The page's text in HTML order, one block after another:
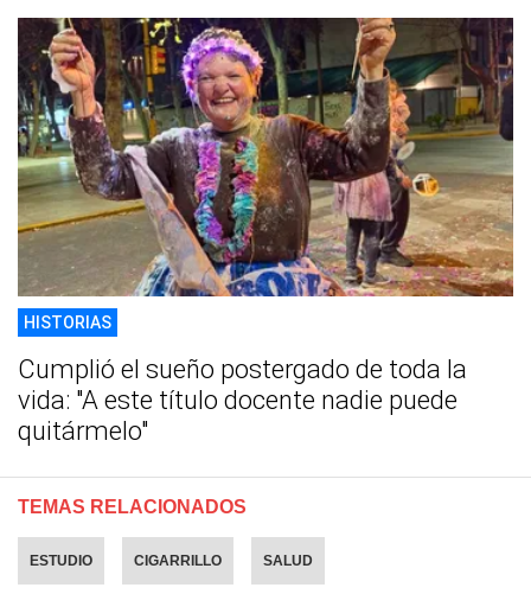
HISTORIAS
Cumplió el sueño postergado de toda la
vida: "A este título docente nadie puede
quitármelo"
TEMAS RELACIONADOS
ESTUDIO CIGARRILLO SALUD